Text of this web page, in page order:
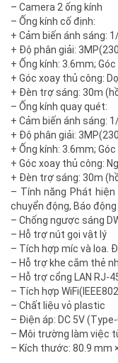
– Camera 2 ống kính
– Ống kính cố định:
+ Cảm biến ánh sáng:
+ Độ phân giải:
+ Ống kính: 3.6mm; Góc
+ Góc xoay thủ công:
+ Đèn trợ sáng: 30m
– Ống kính quay quét:
+ Cảm biến ánh sáng:
+ Độ phân giải:
+ Ống kính: 3.6mm; Góc
+ Góc xoay thủ công:
+ Đèn trợ sáng: 30m
– Tính năng Phát
chuyển động, Báo
– Chống ngược sáng
– Hỗ trợ nút gọi vật lý
– Tích hợp míc và loa.
– Hỗ trợ khe cắm thẻ
– Hỗ trợ cổng LAN RJ-
– Tích hợp
– Chất liệu vỏ plastic
– Điện áp: DC 5V
– Môi trường làm việc
– Kích thước: 80.9 mm